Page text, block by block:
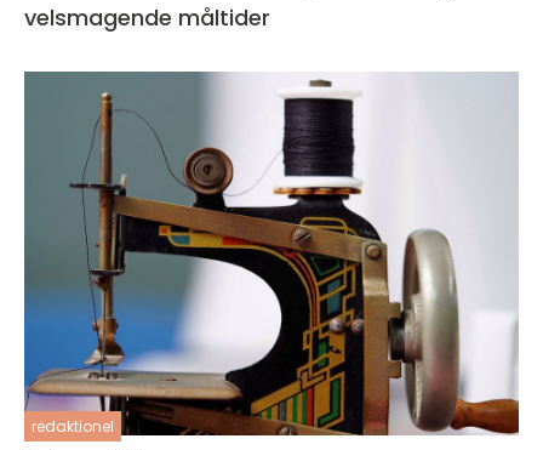
velsmagende måltider
redaktionel